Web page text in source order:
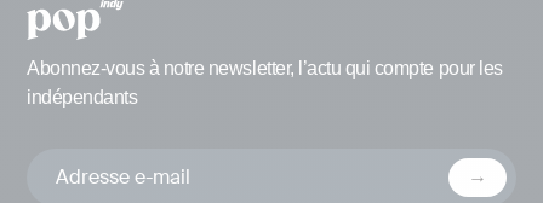
Abonnez-vous à notre newsletter, l’actu qui compte pour les
indépendants